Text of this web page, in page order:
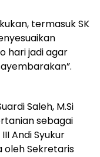
termasuk SK
hari jadi agar
Saleh, M.Si
sebagai
Andi Syukur
oleh Sekretaris